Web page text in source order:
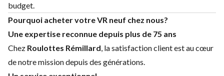
budget.
Pourquoi acheter votre VR neuf chez nous?
Une expertise reconnue depuis plus de 75 ans
Chez Roulottes Rémillard, la satisfaction client est au cœur
de notre mission depuis des générations.